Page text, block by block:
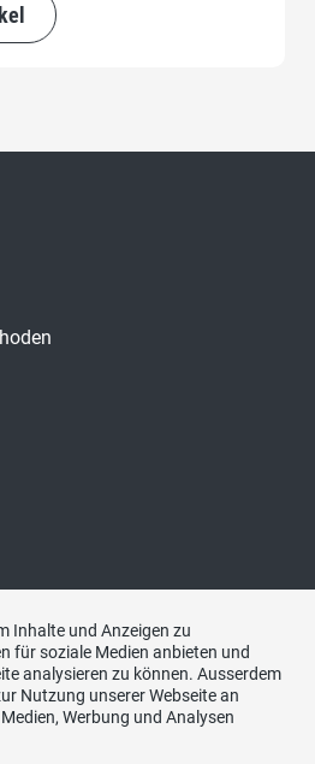
Inhalte und Anzeigen zu
für soziale Medien anbieten und
analysieren zu können. Ausserdem
Nutzung unserer Webseite an
Werbung und Analysen